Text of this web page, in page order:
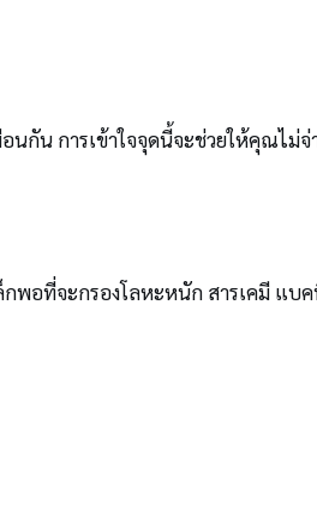
กัน การเข้าใจจุดนี้จะช่วยให้คุณไม่จ่
พอที่จะกรองโลหะหนัก สารเคมี แบ